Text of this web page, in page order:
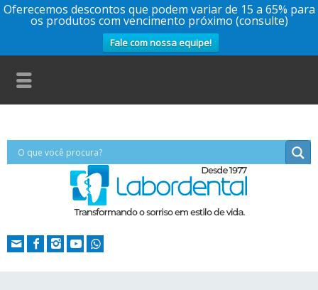
Oferecemos descontos que podem variar de 15 a 65% para
os produtos com vencimento próximo (consulte)
Fale com nossa equipe!